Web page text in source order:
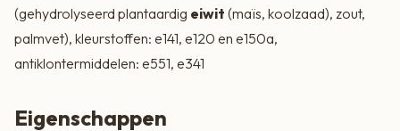
(gehydrolyseerd plantaardig eiwit (maïs, koolzaad), zout,
palmvet), kleurstoffen: e141, e120 en e150a,
antiklontermiddelen: e551, e341
Eigenschappen